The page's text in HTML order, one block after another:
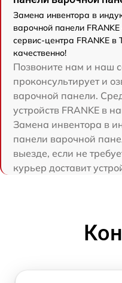
Замена инвентора в
варочной панели
сервис-центра FRANKE
качественно!
Позвоните нам и наш
проконсультирует и
варочной панели.
устройств FRANKE в
Замена инвентора в
панели варочной
выезде, если не
курьер доставит